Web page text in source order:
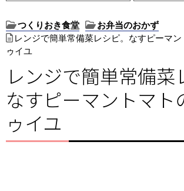
つくりおき食堂
お弁当のおかず
レンジで簡単常備菜レシピ。なすピーマン
ゥイユ
レンジで簡単常備菜
なすピーマントマト
ゥイユ